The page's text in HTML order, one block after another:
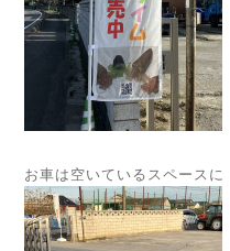
お車は空いているスペース